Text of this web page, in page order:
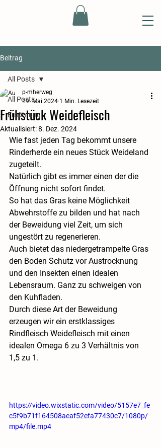
Beitrag
All Posts
Ernährung
All Posts
Frühstück Weidefleisch
p-mherweg
19. Mai 2024 1 Min. Lesezeit
Aktualisiert:8. Dez. 2024
Wie fast jeden Tag bekommt unsere
Rinderherde ein neues Stück Weideland
zugeteilt.
Natürlich gibt es immer einen der die
Öffnung nicht sofort findet.
So hat das Gras keine Möglichkeit
Abwehrstoffe zu bilden und hat nach
der Beweidung viel Zeit, um sich
ungestört zu regenerieren.
Auch bietet das niedergetrampelte Gras
den Boden Schutz vor Austrocknung
und den Insekten einen idealen
Lebensraum. Ganz zu schweigen von
den Kuhfladen.
Durch diese Art der Beweidung
erzeugen wir ein erstklassiges
Rindfleisch Weidefleisch mit einen
idealen Omega 6 zu 3 Verhältnis von
1,5 zu 1.
https://video.wixstatic.com/video/5157e7_fe
c5f9b71f164508aeaf52efa77430c7/1080p/
mp4/file.mp4